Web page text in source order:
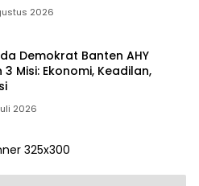
2026
Demokrat Banten AHY
Misi: Ekonomi, Keadilan,
2026